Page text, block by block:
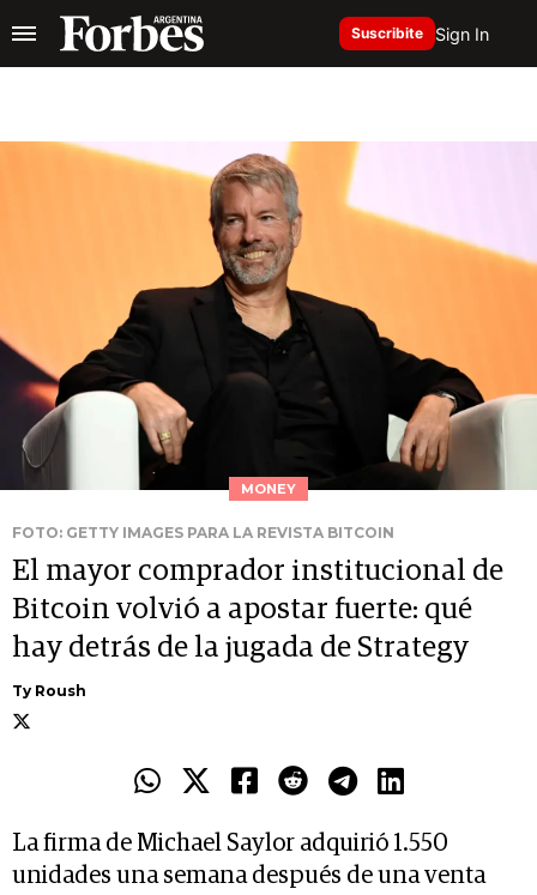
Suscribite Sign In
MONEY
FOTO: GETTY IMAGES PARA LA REVISTA BITCOIN
El mayor comprador institucional de
Bitcoin volvió a apostar fuerte: qué
hay detrás de la jugada de Strategy
Ty Roush
La firma de Michael Saylor adquirió 1.550
unidades una semana después de una venta